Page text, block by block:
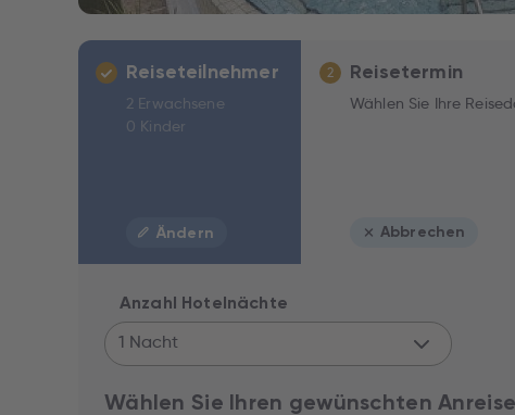
Reiseteilnehmer
2 Erwachsene
0 Kinder
Ändern
2 Reisetermin
Wählen Sie Ihre
Abbrechen
Anzahl Hotelnächte
1 Nacht
Wählen Sie Ihren gewünschten